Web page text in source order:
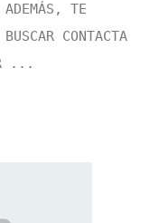
TE
CONTACTA
...